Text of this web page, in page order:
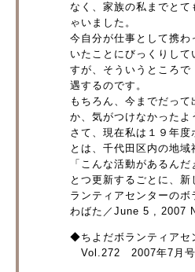
なく、家族の私までと
ゃいました。
今自分が仕事として携
いたことにびっくりし
すが、そういうところ
遇するのです。
もちろん、今までだっ
か、気がつけなかったよ
さて、現在私は１９年
とは、千代田区内の地
「こんな活動があるん
とつ更新するごとに、
ランティアセンターの
わばた／June 5 , 2007
◆ちよだボランティアセ
Vol.272 2007年7月号